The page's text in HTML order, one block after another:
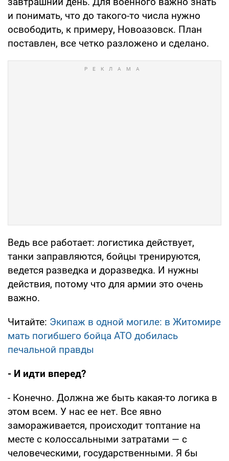
и понимать, что до такого-то числа нужно
освободить, к примеру, Новоазовск. План
поставлен, все четко разложено и сделано.
Ведь все работает: логистика действует,
танки заправляются, бойцы тренируются,
ведется разведка и доразведка. И нужны
действия, потому что для армии это очень
важно.
Читайте: Экипаж в одной могиле: в Житомире
мать погибшего бойца АТО добилась
печальной правды
- И идти вперед?
- Конечно. Должна же быть какая-то логика в
этом всем. У нас ее нет. Все явно
замораживается, происходит топтание на
месте с колоссальными затратами — с
человеческими, государственными. Я бы